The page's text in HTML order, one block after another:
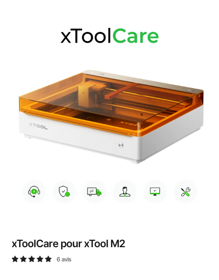
Garantie 24 Mois xTool. J'en profite
TVA Offerte : Jusqu'à 20 % selon le pays. J'en profite
xToolCare pour xTool M2
6 avis